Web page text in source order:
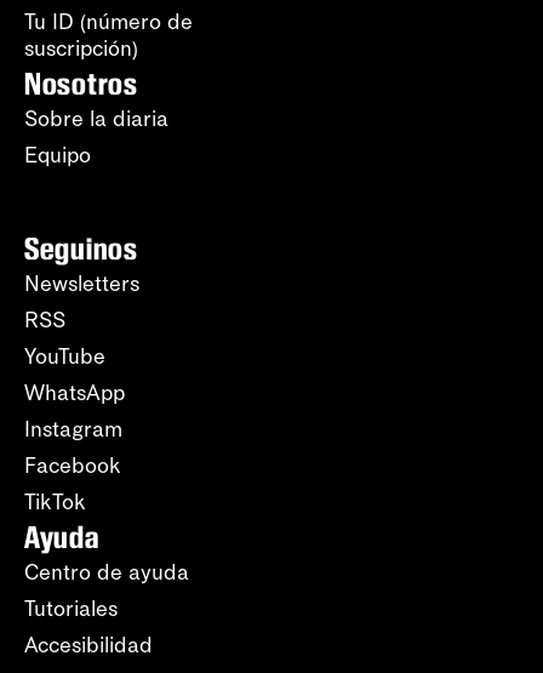
Tu ID (número de
suscripción)
Nosotros
Sobre la diaria
Equipo
Seguinos
Newsletters
RSS
YouTube
WhatsApp
Instagram
Facebook
TikTok
Ayuda
Centro de ayuda
Tutoriales
Accesibilidad